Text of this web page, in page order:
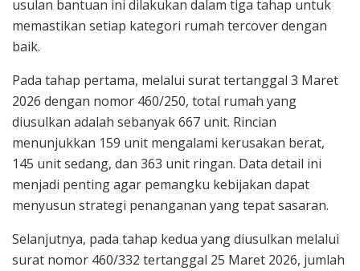
usulan bantuan ini dilakukan dalam tiga tahap untuk
memastikan setiap kategori rumah tercover dengan
baik.
Pada tahap pertama, melalui surat tertanggal 3 Maret
2026 dengan nomor 460/250, total rumah yang
diusulkan adalah sebanyak 667 unit. Rincian
menunjukkan 159 unit mengalami kerusakan berat,
145 unit sedang, dan 363 unit ringan. Data detail ini
menjadi penting agar pemangku kebijakan dapat
menyusun strategi penanganan yang tepat sasaran.
Selanjutnya, pada tahap kedua yang diusulkan melalui
surat nomor 460/332 tertanggal 25 Maret 2026, jumlah